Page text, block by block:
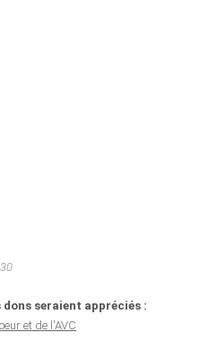
dons seraient appréciés :
et de l'AVC